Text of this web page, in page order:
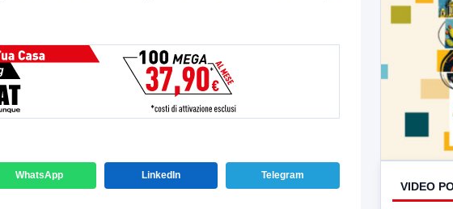
WhatsApp LinkedIn Telegram